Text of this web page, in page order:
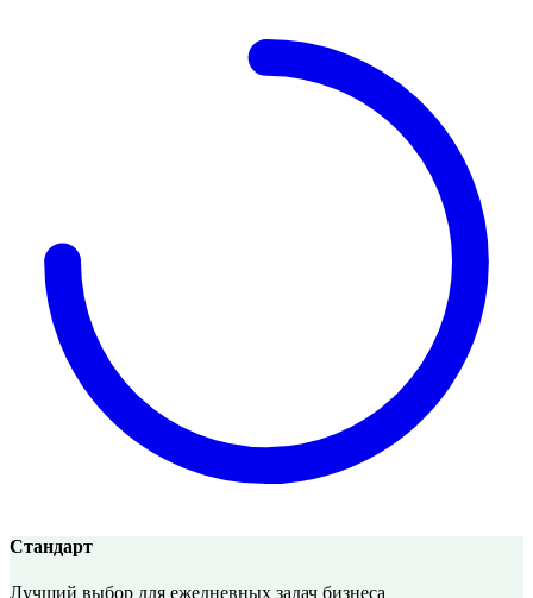
Стандарт
Лучший выбор для ежедневных задач бизнеса